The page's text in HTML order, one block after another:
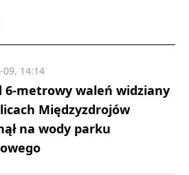
6-metrowy waleń widziany
Międzyzdrojów
na wody parku
09, 14:14